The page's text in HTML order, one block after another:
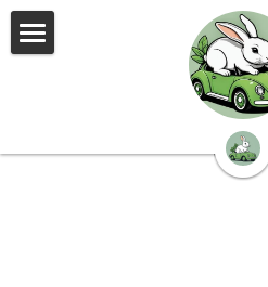
🌳株式会社 kibi🦉（トッ
📰kibi log（ブログ）
🏢会社概要・プライバシ
ストアカテ
すべてのカテゴリー
ブログカテ